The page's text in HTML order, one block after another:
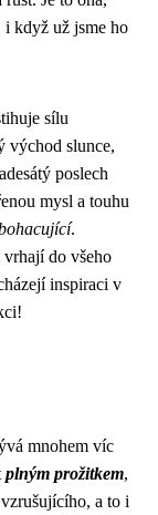
i když už jsme ho
sílu
východ slunce,
poslech
mysl a touhu
.
vrhají do všeho
inspiraci v
mnohem víc
plným prožitkem,
a to i